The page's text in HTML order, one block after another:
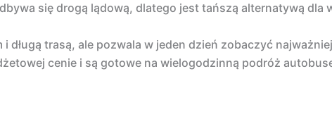
się drogą lądową, dlatego jest tańszą alternatywą dla
trasą, ale pozwala w jeden dzień zobaczyć
cenie i są gotowe na wielogodzinną podróż